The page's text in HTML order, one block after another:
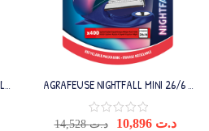
AGRAFEUSE NIGHTFALL MINI 26/6 +
400
د.ت14,528 د.ت 10,896